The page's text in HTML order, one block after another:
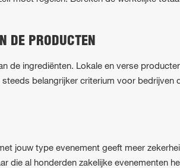
DE PRODUCTEN
de ingrediënten. Lokale en verse
belangrijker criterium voor bedrijven
jouw type evenement geeft meer
die al honderden zakelijke evenementen